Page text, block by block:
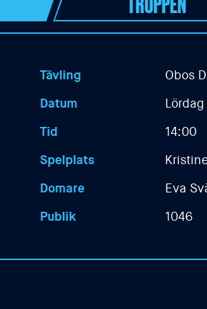
Tävling
Obos
Datum
Tid
14:00
Spelplats
Domare
Eva
Publik
1046